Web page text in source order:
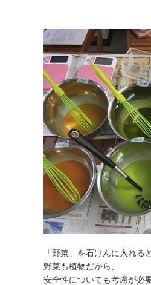
「野菜」を石けんに入れる
野菜も植物だから、
安全性についても考慮が必要